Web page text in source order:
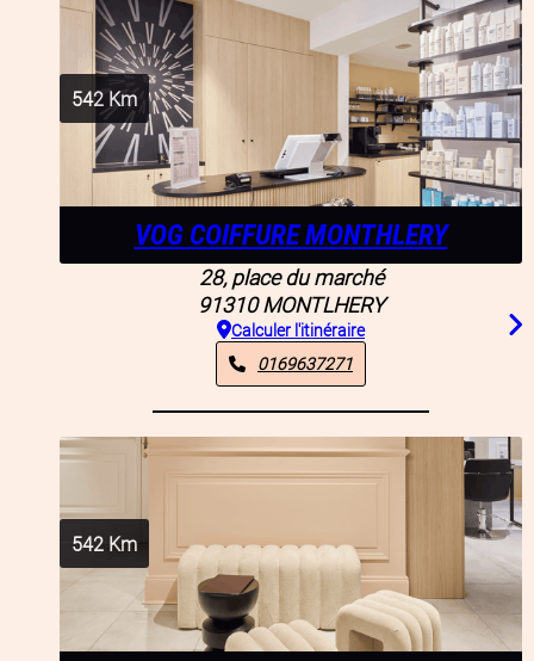
542Km
VOG COIFFURE MONTHLERY
28, place du marché
91310 MONTLHERY
Calculer l'itinéraire
0169637271
542 Km